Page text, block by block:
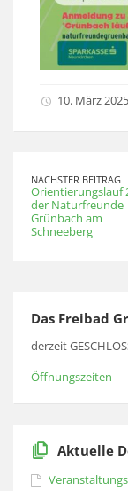
10. März
NÄCHSTER BEITRAG
Orientierungslauf
der Naturfreunde
Grünbach am
Schneeberg
Das Freibad
derzeit
Öffnungszeiten
Aktuelle